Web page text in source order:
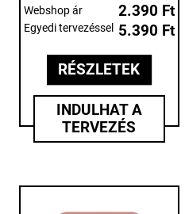
Webshop ár 2.390 Ft
Egyedi tervezéssel 5.390 Ft
RÉSZLETEK
INDULHAT A
TERVEZÉS